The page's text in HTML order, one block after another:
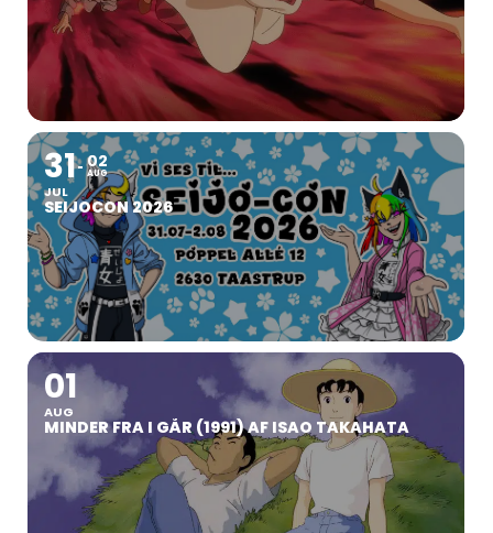
31
JUL
02
AUG
SEIJOCON 2026
01
AUG
MINDER FRA I GÅR (1991) AF ISAO TAKAHATA